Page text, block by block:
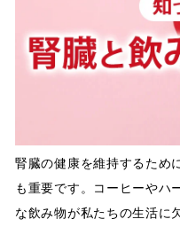
a
n
腎臓の健康を維持するため
も重要です。コーヒーやハ
な飲み物が私たちの生活に